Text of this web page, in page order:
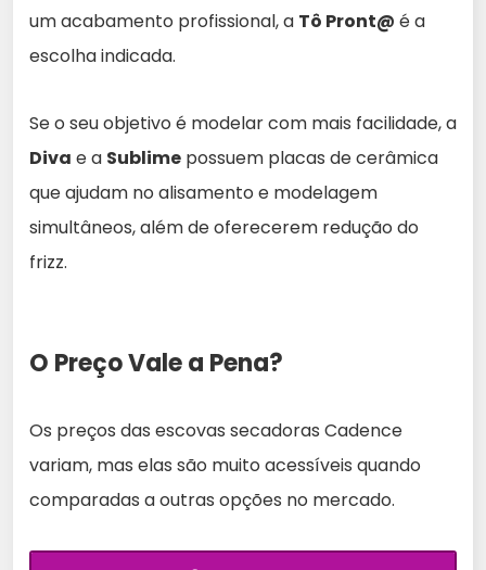
um acabamento profissional, a Tô Pront@ é a
escolha indicada.
Se o seu objetivo é modelar com mais facilidade, a
Diva e a Sublime possuem placas de cerâmica
que ajudam no alisamento e modelagem
simultâneos, além de oferecerem redução do
frizz.
O Preço Vale a Pena?
Os preços das escovas secadoras Cadence
variam, mas elas são muito acessíveis quando
comparadas a outras opções no mercado.